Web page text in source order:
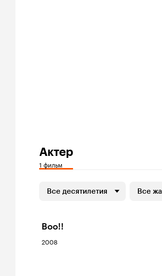
Актер
1 фильм
Все десятилетия Все
Boo!!
2008